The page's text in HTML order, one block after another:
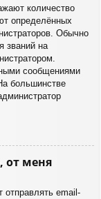
количество
определённых
Обычно
званий на
сообщениями
большинстве
от меня
отправлять email-